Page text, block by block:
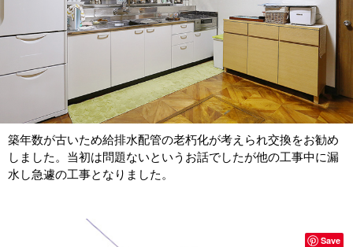
築年数が古いため給排水配管の老朽化が考えられ交換をお勧め
しました。当初は問題ないというお話でしたが他の工事中に漏
水し急遽の工事となりました。
Save